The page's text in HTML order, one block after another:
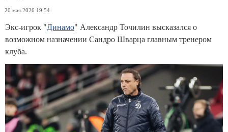
20 мая 2026 19:54
Экс-игрок "Динамо" Александр Точилин высказался о
возможном назначении Сандро Шварца главным тренером
клуба.